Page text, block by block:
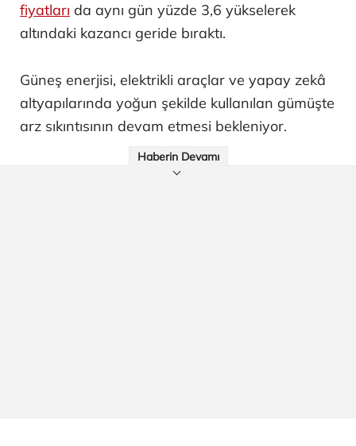
fiyatları da aynı gün yüzde 3,6 yükselerek
altındaki kazancı geride bıraktı.
Güneş enerjisi, elektrikli araçlar ve yapay zekâ
altyapılarında yoğun şekilde kullanılan gümüşte
arz sıkıntısının devam etmesi bekleniyor.
Haberin Devamı